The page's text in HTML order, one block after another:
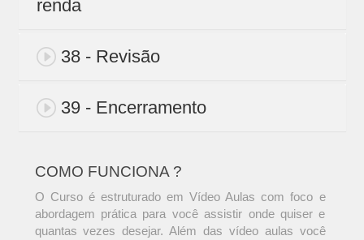
renda
38 - Revisão
39 - Encerramento
COMO FUNCIONA ?
O Curso é estruturado em Vídeo Aulas com foco e
abordagem prática para você assistir onde quiser e
quantas vezes desejar. Além das vídeo aulas você